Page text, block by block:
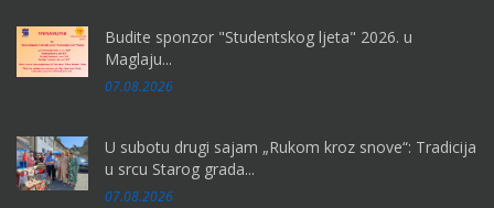
Budite sponzor "Studentskog ljeta" 2026. u
Maglaju...
07.08.2026
U subotu drugi sajam „Rukom kroz snove“: Tradicija
u srcu Starog grada...
07.08.2026